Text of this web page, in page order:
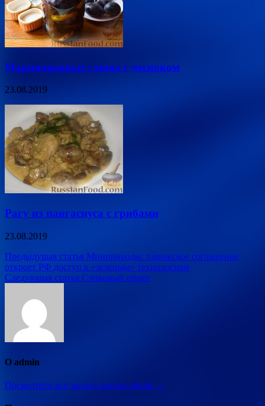
Маринованные сливы с чесноком
23.08.2019
Рагу из пангасиуса с грибами
23.08.2019
Навигация
по
Предыдущая статья Минприроды: парижское соглашение
откроет РФ доступ к «зеленым» технологиям
Следующая статья Сливовый пирог
О admin
Посмотреть все записи автора admin →